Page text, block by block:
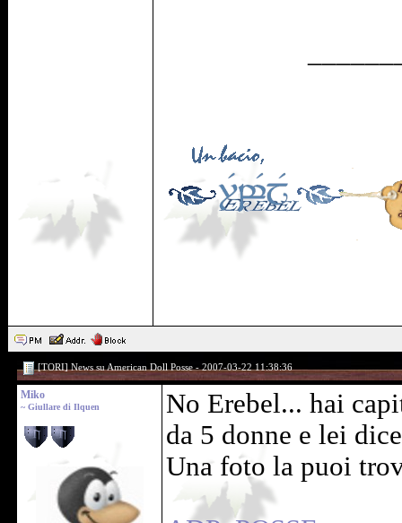
[TORI] News su American Doll Posse - 2007-03-22 11:38:36
Miko
~ Giullare di Ilquen
No Erebel... hai
da 5 donne e lei
Una foto la puoi